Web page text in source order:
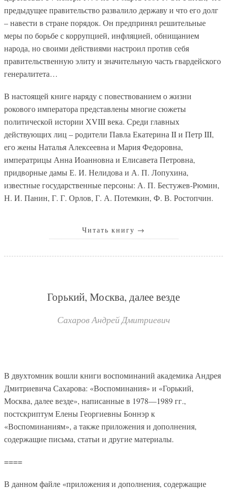
предыдущее правительство развалило державу и что его долг
– навести в стране порядок. Он предпринял решительные
меры по борьбе с коррупцией, инфляцией, обнищанием
народа, но своими действиями настроил против себя
правительственную элиту и значительную часть гвардейского
генералитета…
В настоящей книге наряду с повествованием о жизни
рокового императора представлены многие сюжеты
политической истории ХVIII века. Среди главных
действующих лиц – родители Павла Екатерина II и Петр III,
его жены Наталья Алексеевна и Мария Федоровна,
императрицы Анна Иоанновна и Елисавета Петровна,
придворные дамы Е. И. Нелидова и А. П. Лопухина,
известные государственные персоны: А. П. Бестужев-Рюмин,
Н. И. Панин, Г. Г. Орлов, Г. А. Потемкин, Ф. В. Ростопчин.
Читать книгу →
Горький, Москва, далее везде
Сахаров Андрей Дмитриевич
В двухтомник вошли книги воспоминаний академика Андрея
Дмитриевича Сахарова: «Воспоминания» и «Горький,
Москва, далее везде», написанные в 1978—1989 гг.,
постскриптум Елены Георгиевны Боннэр к
«Воспоминаниям», а также приложения и дополнения,
содержащие письма, статьи и другие материалы.
====
В данном файле «приложения и дополнения, содержащие